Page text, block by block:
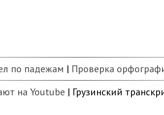
по падежам | Проверка
на Youtube | Грузинский